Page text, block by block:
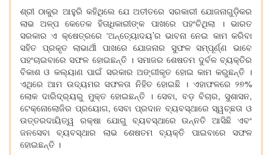
ଶ୍ରୀ ଠାକୁର ଆହୁରି କହିଥିଲେ ଯେ ଅତୀତରେ ସରକାରୀ ଯୋଜନାଗୁଡ଼ିକର
ଲାଭ ଅଳ୍ପ କେତେକ ହିତାଧିକାରୀଙ୍କ ପାଖରେ ପହଂଚିଥିଲା । ଭାରତ
ସରକାର ଏ କ୍ଷେତ୍ରରେ ‘ଅନ୍ତ୍ୟୋଦୟ’ର ଭାବନା ନେଇ କାମ କରିବା
ସହିତ ପ୍ରକୃତ ଲାଭାର୍ଥୀ ପାଖରେ ଯୋଜନାର ସୁଫଳ ସମ୍ପୂର୍ଣ୍ଣ ଭାବେ
ପହଂଚାଇବାରେ ସଫଳ ହୋଇଛନ୍ତି । ସମାଜର ଶେଷତମ ଦୁର୍ବଳ ବ୍ୟକ୍ତିର
ବିକାଶ ଓ କଲ୍ୟାଣ ପାଇଁ ସରକାର ଅଙ୍ଗୀକୃତ ହୋଇ କାମ କରୁଛନ୍ତି ।
ଏଥିରେ ଆମ ଉଦ୍ୟମର ସଫଳତା ନିହିତ ହୋଇଛି । ଏହାଫଳରେ ୨୭%
ଲୋକ ଦାରିଦ୍ର୍ୟରୁ ମୁକ୍ତ ହୋଇଛନ୍ତି । ସେବା, ବଡ଼ ବିଚାର, ସୁଶାସନ,
ଟେକ୍ନୋଲୋଜିର ପ୍ରୟୋଗ, ସେବା ପ୍ରଦାନ ବ୍ୟବସ୍ଥାରେ ସ୍ୱଚ୍ଛତା ଓ
ଉତ୍ତରଦାୟିତ୍ୱ ରକ୍ଷା ଯୋଗୁ ବ୍ୟବସ୍ଥାରେ ଉନ୍ନତି ଆସିଛି ଏବଂ
ଜନସେବା ବ୍ୟବସ୍ଥାର ଲାଭ ଶେଷତମ ବ୍ୟକ୍ତି ପାଇବାରେ ସଫଳ
ହୋଇଛନ୍ତି ।